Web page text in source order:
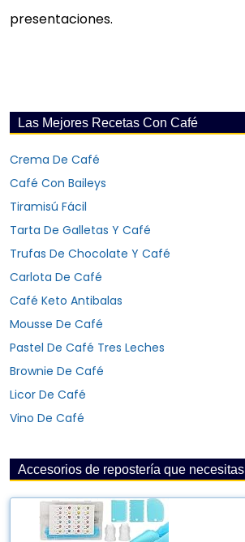
presentaciones.
Las Mejores Recetas Con Café
Crema De Café
Café Con Baileys
Tiramisú Fácil
Tarta De Galletas Y Café
Trufas De Chocolate Y Café
Carlota De Café
Café Keto Antibalas
Mousse De Café
Pastel De Café Tres Leches
Brownie De Café
Licor De Café
Vino De Café
Accesorios de repostería que necesitas